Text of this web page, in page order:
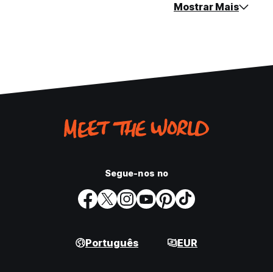
Mostrar Mais
Segue-nos no
Português EUR